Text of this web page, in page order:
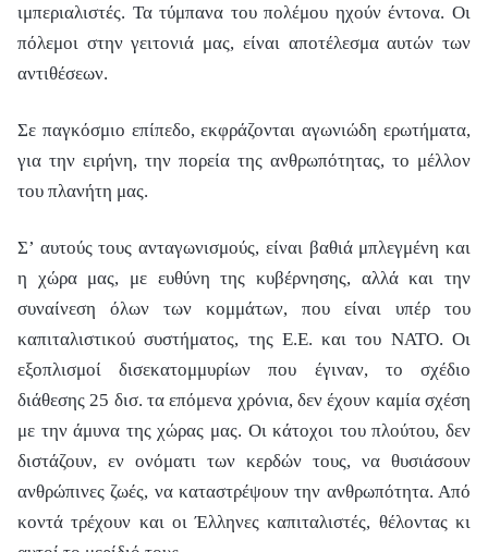
ιμπεριαλιστές. Τα τύμπανα του πολέμου ηχούν έντονα. Οι
πόλεμοι στην γειτονιά μας, είναι αποτέλεσμα αυτών των
αντιθέσεων.
Σε παγκόσμιο επίπεδο, εκφράζονται αγωνιώδη ερωτήματα,
για την ειρήνη, την πορεία της ανθρωπότητας, το μέλλον
του πλανήτη μας.
Σ’ αυτούς τους ανταγωνισμούς, είναι βαθιά μπλεγμένη και
η χώρα μας, με ευθύνη της κυβέρνησης, αλλά και την
συναίνεση όλων των κομμάτων, που είναι υπέρ του
καπιταλιστικού συστήματος, της Ε.Ε. και του ΝΑΤΟ. Οι
εξοπλισμοί δισεκατομμυρίων που έγιναν, το σχέδιο
διάθεσης 25 δισ. τα επόμενα χρόνια, δεν έχουν καμία σχέση
με την άμυνα της χώρας μας. Οι κάτοχοι του πλούτου, δεν
διστάζουν, εν ονόματι των κερδών τους, να θυσιάσουν
ανθρώπινες ζωές, να καταστρέψουν την ανθρωπότητα. Από
κοντά τρέχουν και οι Έλληνες καπιταλιστές, θέλοντας κι